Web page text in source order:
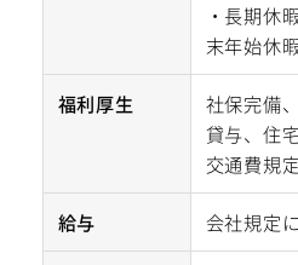
・長期休
末年始休暇
福利厚生
社保完備
貸与、住
交通費規
給与 会社規定